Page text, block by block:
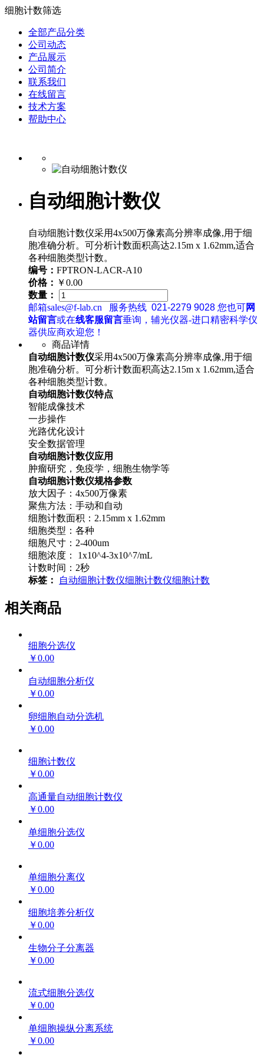
细胞计数筛选
全部产品分类
公司动态
产品展示
公司简介
联系我们
在线留言
技术方案
帮助中心
自动细胞计数仪
自动细胞计数仪采用4x500万像素高分辨率成像,用于细
胞准确分析。可分析计数面积高达2.15m x 1.62mm,适合
各种细胞类型计数。
编号： FPTRON-LACR-A10
价格： ￥0.00
数量：
邮箱sales@f-lab.cn
服务热线 021-2279 9028 您也可网
站留言或在线客服留言垂询，辅光仪器-进口精密科学仪
器供应商欢迎您！
商品详情
自动细胞计数仪采用4x500万像素高分辨率成像,用于细
胞准确分析。可分析计数面积高达2.15m x 1.62mm,适合
各种细胞类型计数。
自动细胞计数仪特点
智能成像技术
一步操作
光路优化设计
安全数据管理
自动细胞计数仪应用
肿瘤研究，免疫学，细胞生物学等
自动细胞计数仪规格参数
放大因子：4x500万像素
聚焦方法：手动和自动
细胞计数面积：2.15mm x 1.62mm
细胞类型：各种
细胞尺寸：2-400um
细胞浓度： 1x10^4-3x10^7/mL
计数时间：2秒
标签：
自动细胞计数仪细胞计数仪细胞计数
相关商品
细胞分选仪
￥0.00
自动细胞分析仪
￥0.00
卵细胞自动分选机
￥0.00
细胞计数仪
￥0.00
高通量自动细胞计数仪
￥0.00
单细胞分选仪
￥0.00
单细胞分离仪
￥0.00
细胞培养分析仪
￥0.00
生物分子分离器
￥0.00
流式细胞分选仪
￥0.00
单细胞操纵分离系统
￥0.00